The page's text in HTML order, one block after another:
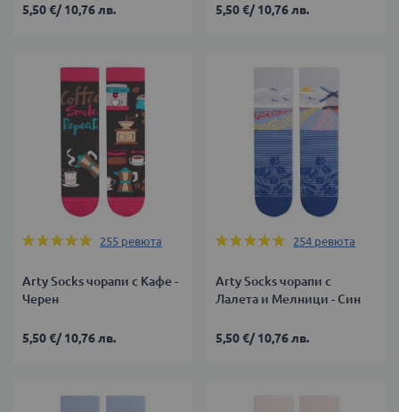
5,50 €/10,76 лв. 5,50 €/10,76 лв.
Оценка:
255 ревюта
Arty Socks чорапи с Кафе -
Черен
5,50 €/10,76 лв.
Оценка:
254 ревюта
Arty Socks чорапи с
Лалета и Мелници - Син
5,50 €/10,76 лв.